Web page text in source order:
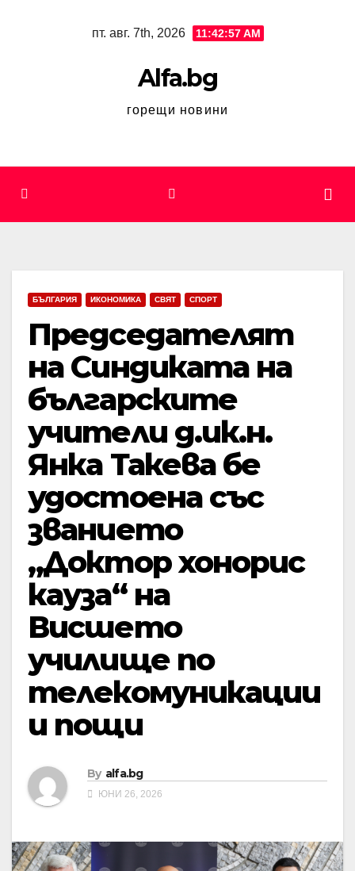
пт. авг. 7th, 2026 11:42:58 AM
Alfa.bg
горещи новини
БЪЛГАРИЯ ИКОНОМИКА СВЯТ СПОРТ
Председателят
на Синдиката на
българските
учители д.ик.н.
Янка Такева бе
удостоена със
званието
„Доктор хонорис
кауза“ на
Висшето
училище по
телекомуникации
и пощи
By alfa.bg
ЮНИ 26, 2026